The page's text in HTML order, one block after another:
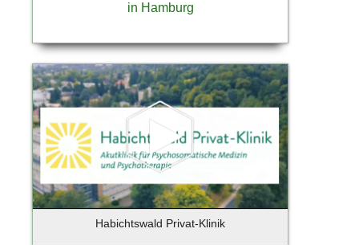
in Hamburg
Habichtswald Privat-Klinik